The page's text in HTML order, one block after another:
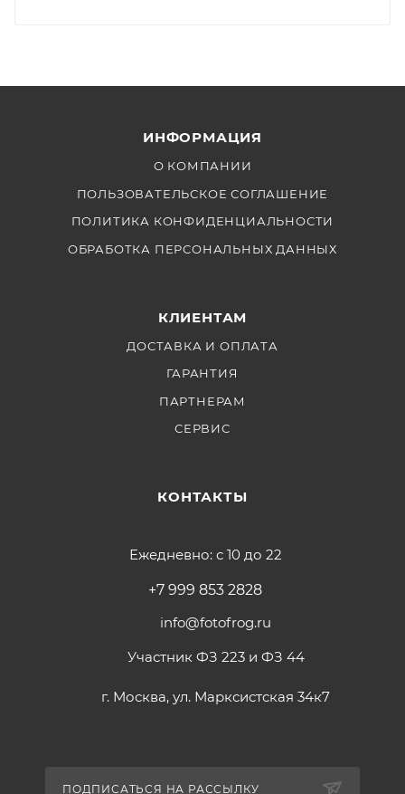
ИНФОРМАЦИЯ
О КОМПАНИИ
ПОЛЬЗОВАТЕЛЬСКОЕ СОГЛАШЕНИЕ
ПОЛИТИКА КОНФИДЕНЦИАЛЬНОСТИ
ОБРАБОТКА ПЕРСОНАЛЬНЫХ ДАННЫХ
КЛИЕНТАМ
ДОСТАВКА И ОПЛАТА
ГАРАНТИЯ
ПАРТНЕРАМ
СЕРВИС
КОНТАКТЫ
Ежедневно: с 10 до 22
+7 999 853 2828
info@fotofrog.ru
Участник ФЗ 223 и ФЗ 44
г. Москва, ул. Марксистская 34к7
ПОДПИСАТЬСЯ НА РАССЫЛКУ